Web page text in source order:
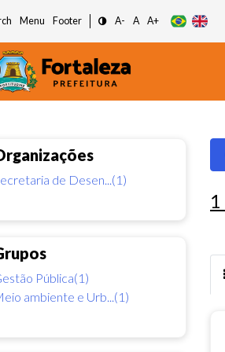
Menu Footer A- A A+
de Desen...(1)
Pública(1)
ambiente e Urb...(1)
1